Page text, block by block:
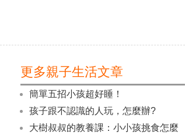
更多親子生活文章
簡單五招小孩超好睡！
孩子跟不認識的人玩，怎麼辦?
大樹叔叔的教養課：小小孩挑食怎麼